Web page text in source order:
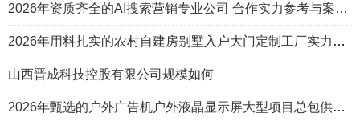
2026年资质齐全的AI搜索营销专业公司 合作实力参考与案例盘点
2026年用料扎实的农村自建房别墅入户大门定制工厂实力公司推荐
山西晋成科技控股有限公司规模如何
2026年甄选的户外广告机户外液晶显示屏大型项目总包供应商推荐